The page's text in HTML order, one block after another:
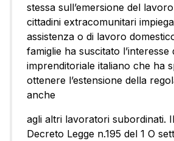
stessa sull’emersione del
cittadini extracomunitari
assistenza o di lavoro
famiglie ha suscitato l’interesse
imprenditoriale italiano che ha
ottenere l’estensione della
anche
agli altri lavoratori subordinati.
Decreto Legge n.195 del 1 O